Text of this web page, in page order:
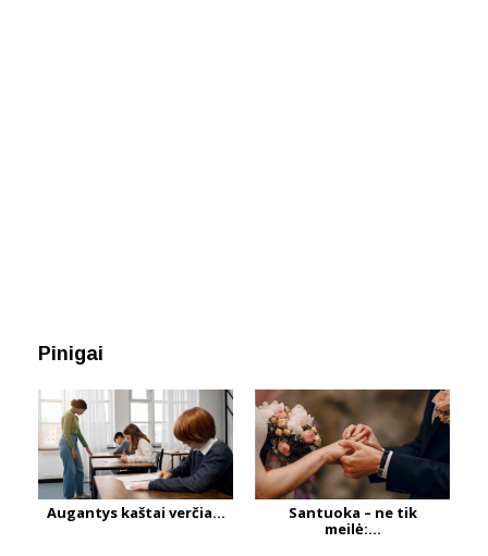
Pinigai
Augantys kaštai verčia...
Santuoka – ne tik
meilė:...